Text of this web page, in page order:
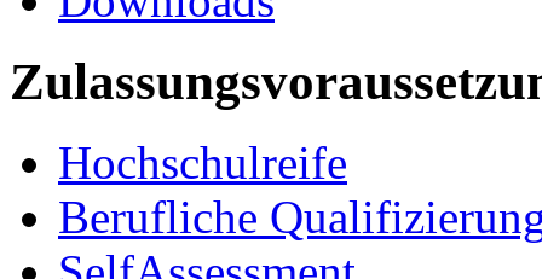
Hochschulreife
Berufliche